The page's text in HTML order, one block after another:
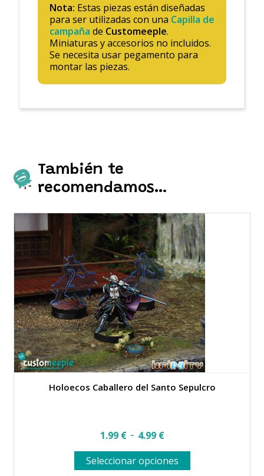
Nota: Estas piezas están diseñadas
para ser utilizadas con una Capilla de
campaña de Customeeple.
Miniaturas y accesorios no incluidos.
Se necesita usar pegamento para
montar las piezas.
También te
recomendamos…
Holoecos Caballero del Santo Sepulcro
1.99 € - 4.99 €Rango
de
precios:
Seleccionar opciones
producto